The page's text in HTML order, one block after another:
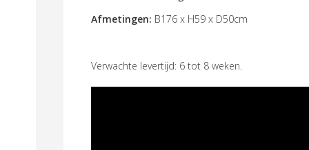
Afmetingen: B176 x H59 x D50cm
Verwachte levertijd: 6 tot 8 weken.